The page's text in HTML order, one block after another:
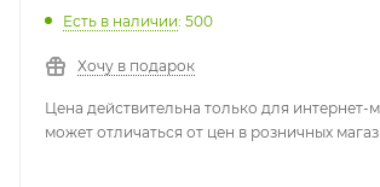
Есть в наличии: 500
Хочу в подарок
Цена действительна только для интернет-
может отличаться от цен в розничных